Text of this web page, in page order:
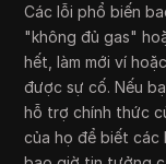
Các lỗi phổ biến
"không đủ gas"
hết, làm mới ví
được sự cố. Nếu
hỗ trợ chính thức
của họ để biết